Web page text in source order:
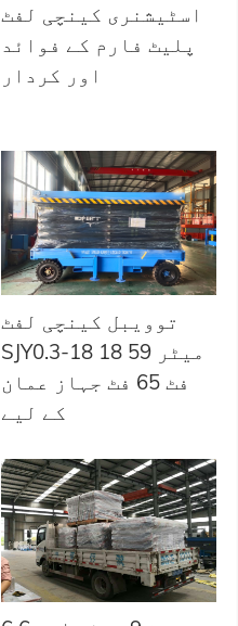
اسٹیشنری کینچی لفٹ
پلیٹ فارم کے فوائد
اور کردار
توویبل کینچی لفٹ
SJY0.3-18 18 میٹر 59
فٹ 65 فٹ جہاز عمان
کے لیے